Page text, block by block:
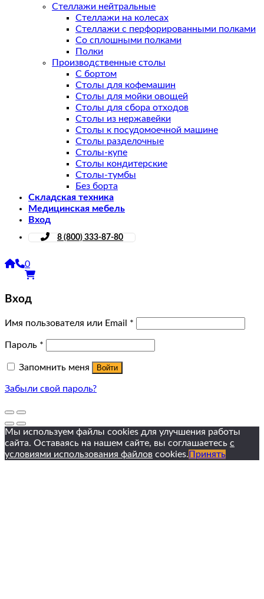
Стеллажи нейтральные
Стеллажи на колесах
Стеллажи с перфорированными полками
Со сплошными полками
Полки
Производственные столы
С бортом
Столы для кофемашин
Столы для мойки овощей
Столы для сбора отходов
Столы из нержавейки
Столы к посудомоечной машине
Столы разделочные
Столы-купе
Столы кондитерские
Столы-тумбы
Без борта
Складская техника
Медицинская мебель
Вход
8 (800) 333-87-80
0
Вход
Имя пользователя или Email *
Пароль *
Запомнить меня Войти
Забыли свой пароль?
Мы используем файлы cookies для улучшения работы
сайта. Оставаясь на нашем сайте, вы соглашаетесь с
условиями использования файлов cookies. Принять